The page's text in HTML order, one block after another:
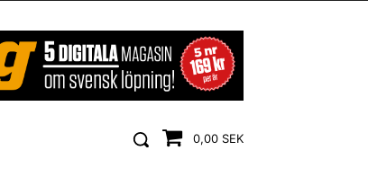
0,00 SEK